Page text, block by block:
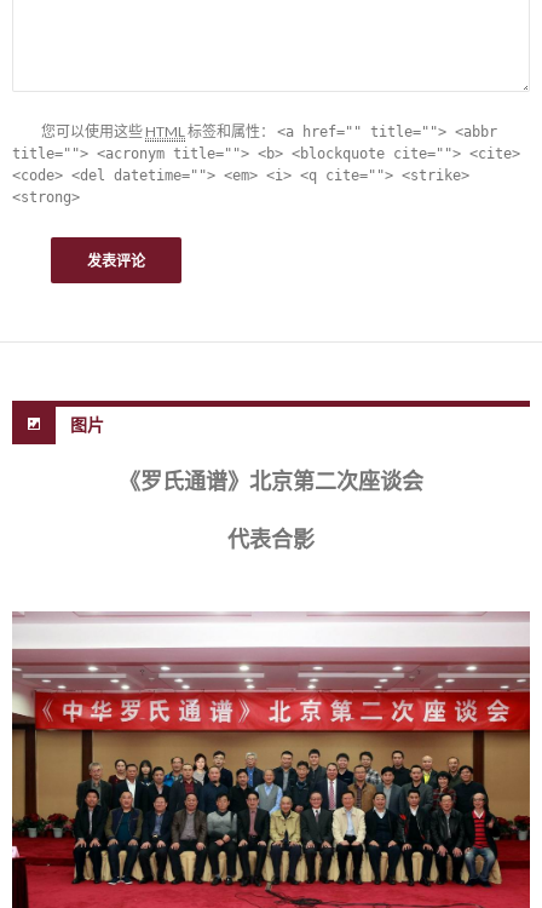
您可以使用这些 HTML标签和属性： <a href="" title=""> <abbr
title=""> <acronym title=""> <b> <blockquote cite=""> <cite>
<code> <del datetime=""> <em> <i> <q cite=""> <strike>
<strong>
图片
《罗氏通谱》北京第二次座谈会
代表合影